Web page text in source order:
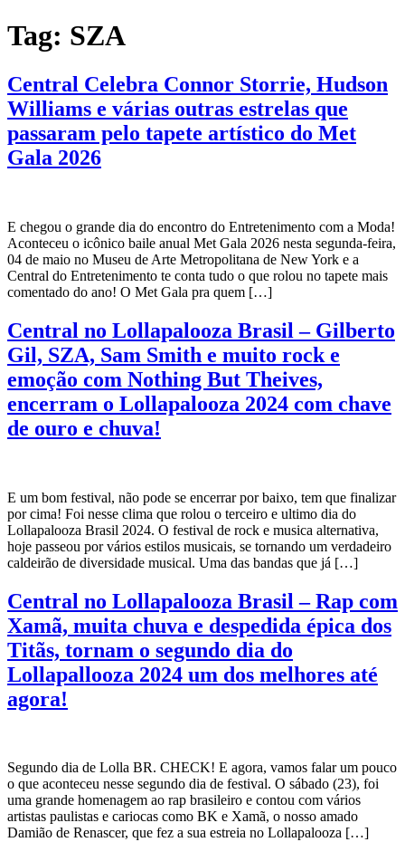
Tag: SZA
Central Celebra Connor Storrie, Hudson
Williams e várias outras estrelas que
passaram pelo tapete artístico do Met
Gala 2026
E chegou o grande dia do encontro do Entretenimento com a Moda!
Aconteceu o icônico baile anual Met Gala 2026 nesta segunda-feira,
04 de maio no Museu de Arte Metropolitana de New York e a
Central do Entretenimento te conta tudo o que rolou no tapete mais
comentado do ano! O Met Gala pra quem […]
Central no Lollapalooza Brasil – Gilberto
Gil, SZA, Sam Smith e muito rock e
emoção com Nothing But Theives,
encerram o Lollapalooza 2024 com chave
de ouro e chuva!
E um bom festival, não pode se encerrar por baixo, tem que finalizar
por cima! Foi nesse clima que rolou o terceiro e ultimo dia do
Lollapalooza Brasil 2024. O festival de rock e musica alternativa,
hoje passeou por vários estilos musicais, se tornando um verdadeiro
caldeirão de diversidade musical. Uma das bandas que já […]
Central no Lollapalooza Brasil – Rap com
Xamã, muita chuva e despedida épica dos
Titãs, tornam o segundo dia do
Lollapallooza 2024 um dos melhores até
agora!
Segundo dia de Lolla BR. CHECK! E agora, vamos falar um pouco
o que aconteceu nesse segundo dia de festival. O sábado (23), foi
uma grande homenagem ao rap brasileiro e contou com vários
artistas paulistas e cariocas como BK e Xamã, o nosso amado
Damião de Renascer, que fez a sua estreia no Lollapalooza […]